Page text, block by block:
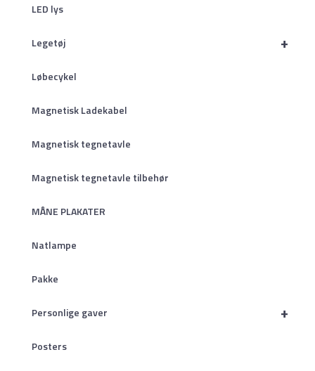
LED lys
+
Legetøj
Løbecykel
Magnetisk Ladekabel
Magnetisk tegnetavle
Magnetisk tegnetavle tilbehør
MÅNE PLAKATER
Natlampe
Pakke
+
Personlige gaver
Posters